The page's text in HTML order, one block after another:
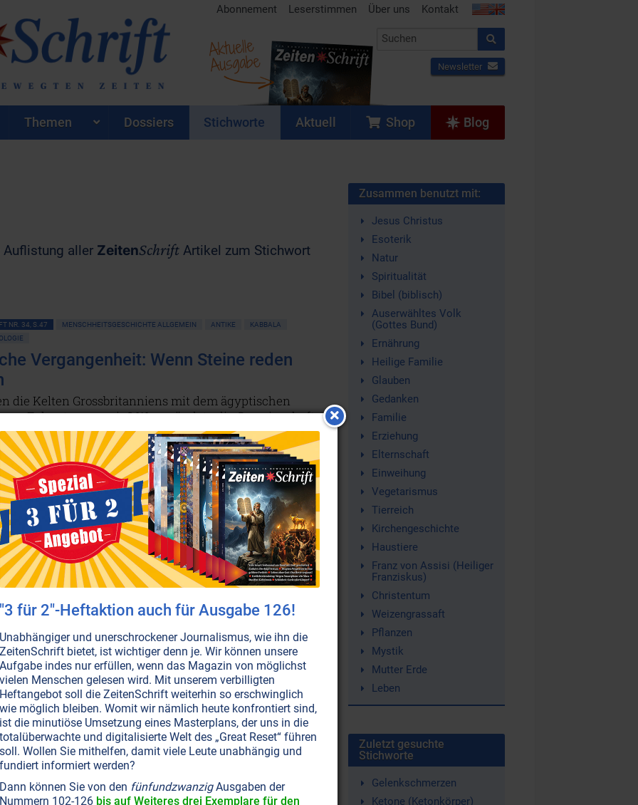
Abonnement Leserstimmen Über uns Kontakt
Newsletter
Aktuelle
Ausgabe
Themen Dossiers Stichworte Aktuell Shop Blog
Auflistung aller ZeitenSchrift Artikel zum Stichwort
NR. 34, S.47 MENSCHHEITSGESCHICHTE ALLGEMEIN ANTIKE
KABBALA
Vergangenheit: Wenn Steine reden
die Kelten Grossbritanniens mit dem ägyptischen
Echnaton gemein? Wer gründete die Gemeinschaft
und was hat dies alles mit Moses zu tun? Und weshalb
Stuart, die Königin von Schottland, einen Schmuck
der tausend Jahre zuvor den Hals von
geziert hatte? Ein vor über zwei Jahrzehnten
grüner Stein half mit, die Antworten zu finden.
NR. 13, S.8 FAMILIE KINDER • JUGEND
ERLEUCHTUNG • CHRISTUSBEWUSSTSEIN
JESUS CHRISTUS
Aus dem Leben einer
Mutter
grossen Mann steht eine grosse Frau." Das
Sprichwort hat für die Mission Jesu besondere
Aus mystischen Quellen erhalten wir Einblick in das
Familie Jesu’, und lernen dabei, daß jener große Avatar
Unterstützung seiner Mutter seine Aufgabe
so vollendet hätte ausführen können.Weiterlesen...
unserer Mitgeschöpfe
Zusammen benutzt mit:
Jesus Christus
Esoterik
Natur
Spiritualität
Bibel (biblisch)
Auserwähltes Volk
(Gottes Bund)
Ernährung
Heilige Familie
Glauben
Gedanken
Familie
Erziehung
Elternschaft
Einweihung
Vegetarismus
Tierreich
Kirchengeschichte
Haustiere
Franz von Assisi (Heiliger
Franziskus)
Christentum
Weizengrassaft
Pflanzen
Mystik
Mutter Erde
Leben
Zuletzt gesuchte
Stichworte
Gelenkschmerzen
Ketone (Ketonkörper)
"3 für 2"-Heftaktion auch für Ausgabe 126!
Unabhängiger und unerschrockener Journalismus, wie ihn die
ZeitenSchrift bietet, ist wichtiger denn je. Wir können unsere
Aufgabe indes nur erfüllen, wenn das Magazin von möglichst
vielen Menschen gelesen wird. Mit unserem verbilligten
Heftangebot soll die ZeitenSchrift weiterhin so erschwinglich
wie möglich bleiben. Womit wir nämlich heute konfrontiert sind,
ist die minutiöse Umsetzung eines Masterplans, der uns in die
totalüberwachte und digitalisierte Welt des „Great Reset“ führen
soll. Wollen Sie mithelfen, damit viele Leute unabhängig und
fundiert informiert werden?
Dann können Sie von den fünfundzwanzigAusgaben der
Nummern 102-126 bis auf Weiteres drei Exemplare für den